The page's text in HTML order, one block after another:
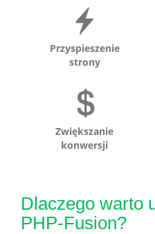
Przyspieszenie
strony
Zwiększanie
konwersji
Dlaczego warto
PHP-Fusion?